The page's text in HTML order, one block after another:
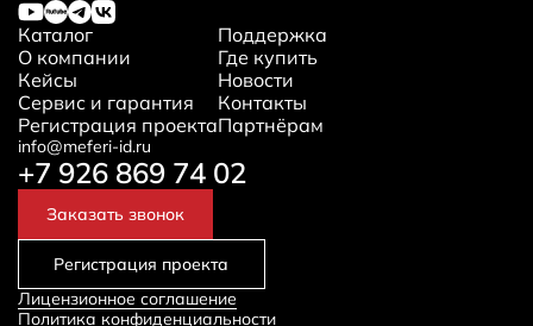
Каталог
О компании
Кейсы
Сервис и гарантия
Регистрация проекта
Поддержка
Где купить
Новости
Контакты
Партнёрам
info@meferi-id.ru
+7 926 869 74 02
Регистрация проекта
Заказать звонок
Лицензионное соглашение
Политика конфиденциальности